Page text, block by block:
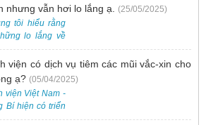
nhưng vẫn hơi lo lắng ạ. (25/05/2025)
tôi hiểu rằng
lo lắng về
HPV. Tại Bệnh
Điển Uông
cấp các dịch
và xét nghiệm
hiện sớm
ung thư cổ tử
viện có dịch vụ tiêm các mũi vắc-xin cho
ạ? (05/04/2025)
viện Việt Nam -
Bí hiện có triển
vắc-xin cho trẻ